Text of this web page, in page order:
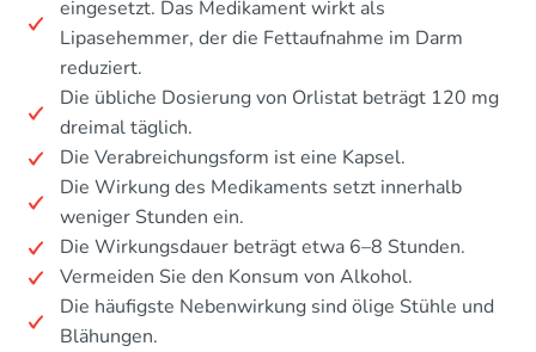
eingesetzt. Das Medikament wirkt als
Lipasehemmer, der die Fettaufnahme im Darm
reduziert.
Die übliche Dosierung von Orlistat beträgt 120 mg
dreimal täglich.
Die Verabreichungsform ist eine Kapsel.
Die Wirkung des Medikaments setzt innerhalb
weniger Stunden ein.
Die Wirkungsdauer beträgt etwa 6–8 Stunden.
Vermeiden Sie den Konsum von Alkohol.
Die häufigste Nebenwirkung sind ölige Stühle und
Blähungen.